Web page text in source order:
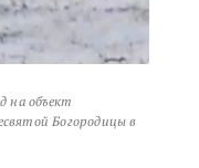
на объект
Богородицы в